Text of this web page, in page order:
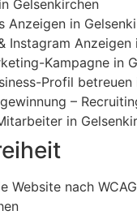
Gelsenkirchen
Anzeigen in
Instagram Anzeigen
Kampagne in
Profil betreuen
–
in
Website nach